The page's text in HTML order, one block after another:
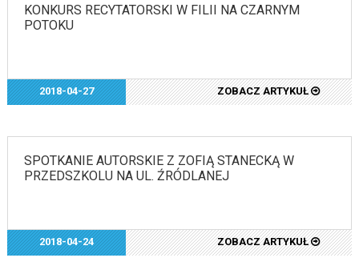
KONKURS RECYTATORSKI W FILII NA CZARNYM
POTOKU
2018-04-27 ZOBACZ ARTYKUŁ
SPOTKANIE AUTORSKIE Z ZOFIĄ STANECKĄ W
PRZEDSZKOLU NA UL. ŹRÓDLANEJ
2018-04-24 ZOBACZ ARTYKUŁ